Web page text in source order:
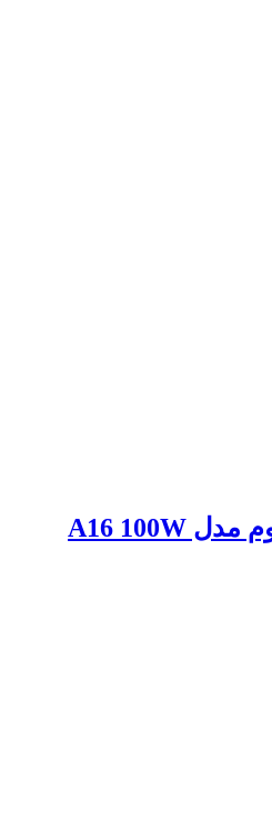
کابل USB-C جوی روم مدل A16 100W